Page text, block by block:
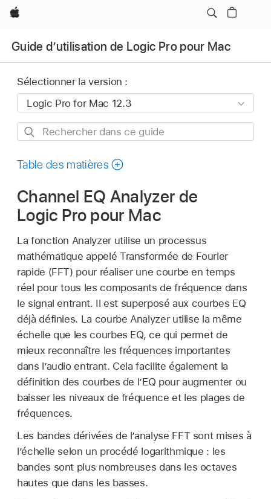
Apple
Guide d’utilisation de Logic Pro pour Mac
Sélectionner la version :
Rechercher
ce
Table des matières
Channel EQ Analyzer de
Logic Pro pour Mac
La fonction Analyzer utilise un processus
mathématique appelé Transformée de Fourier
rapide (FFT) pour réaliser une courbe en temps
réel pour tous les composants de fréquence dans
le signal entrant. Il est superposé aux courbes EQ
déjà définies. La courbe Analyzer utilise la même
échelle que les courbes EQ, ce qui permet de
mieux reconnaître les fréquences importantes
dans l’audio entrant. Cela facilite également la
définition des courbes de l’EQ pour augmenter ou
baisser les niveaux de fréquence et les plages de
fréquences.
Les bandes dérivées de l’analyse FFT sont mises à
l’échelle selon un procédé logarithmique : les
bandes sont plus nombreuses dans les octaves
hautes que dans les basses.